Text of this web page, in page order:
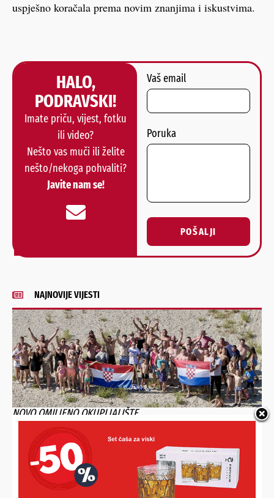
uspješno koračala prema novim znanjima i iskustvima.
HALO,
PODRAVSKI!
Imate priču, vijest, fotku
ili video?
Nešto vas muči ili želite
nešto/nekoga pohvaliti?
Javite nam se!
Vaš email
Poruka
POŠALJI
Alternative:
NAJNOVIJE VIJESTI
NOVO OMILJENO OKUPLJALIŠTE
Ispod dravskog mosta kupa ih se i roštilja preko 100, a za
sve one koji ljetuju na Jadranu imaju samo jednu kratku
poruku!